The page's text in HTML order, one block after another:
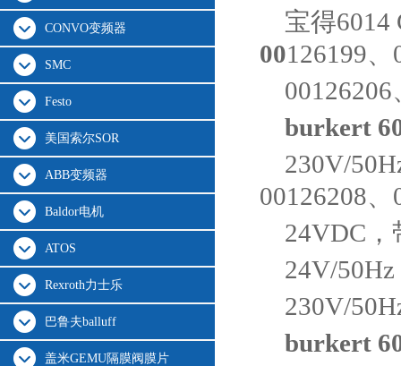
CONVO变频器
SMC
Festo
美国索尔SOR
ABB变频器
Baldor电机
ATOS
Rexroth力士乐
巴鲁夫balluff
盖米GEMU隔膜阀膜片
宝得6014
00126199、
00126206
burkert
230V/
00126208、
24VDC，
24V/
230V/
burkert